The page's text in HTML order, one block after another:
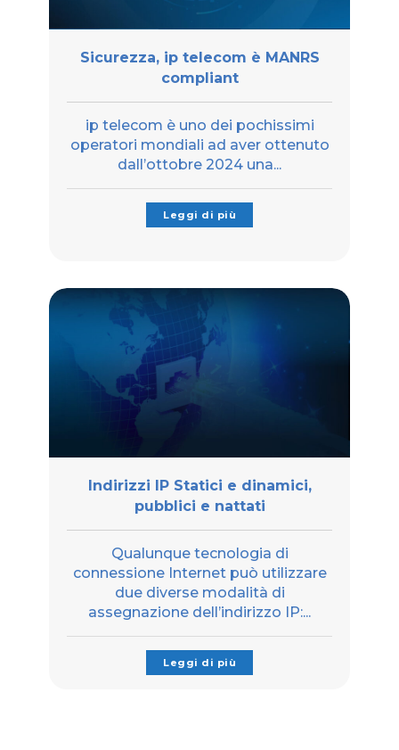
Sicurezza, ip telecom è MANRS
compliant
ip telecom è uno dei pochissimi
operatori mondiali ad aver ottenuto
dall’ottobre 2024 una...
Leggi di più
Indirizzi IP Statici e dinamici,
pubblici e nattati
Qualunque tecnologia di
connessione Internet può utilizzare
due diverse modalità di
assegnazione dell’indirizzo IP:...
Leggi di più